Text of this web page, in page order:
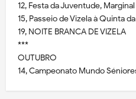
12, Festa da Juventude,
15, Passeio de Vizela à Quinta
19, NOITE BRANCA DE VIZELA
***
OUTUBRO
14, Campeonato Mundo